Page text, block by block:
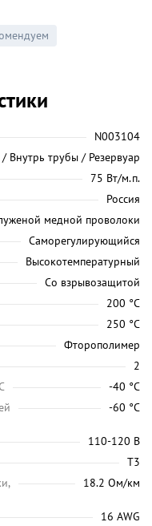
N003104
Внутрь трубы / Резервуар
75 Вт/м.п.
Россия
медной проволоки
Саморегулирующийся
Высокотемпературный
Со взрывозащитой
200 °C
250 °C
Фторополимер
2
-40 °C
-60 °C
110-120 В
Т3
18.2 Ом/км
16 AWG